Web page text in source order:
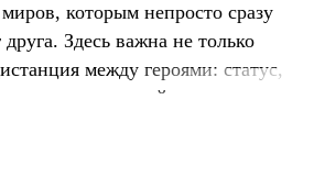
которым непросто сразу
Здесь важна не только
между героями: статус,
к этой связи как к чему-
завязка постепенно